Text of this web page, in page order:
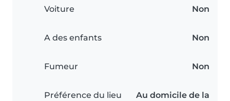
Voiture Non
A des enfants Non
Fumeur Non
Préférence du lieu
Au domicile de la